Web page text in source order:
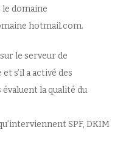
le domaine
hotmail.com.
le serveur de
s’il a activé des
la qualité du
SPF, DKIM